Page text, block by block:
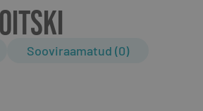
Sooviraamatud (0)